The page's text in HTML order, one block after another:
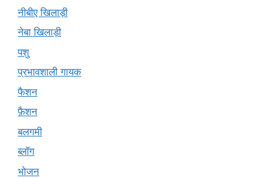
नीबीए खिलाड़ी
नेबा खिलाड़ी
पशु
प्रभावशाली गायक
फैशन
फ़ैशन
बलगमी
ब्लॉग
भोजन